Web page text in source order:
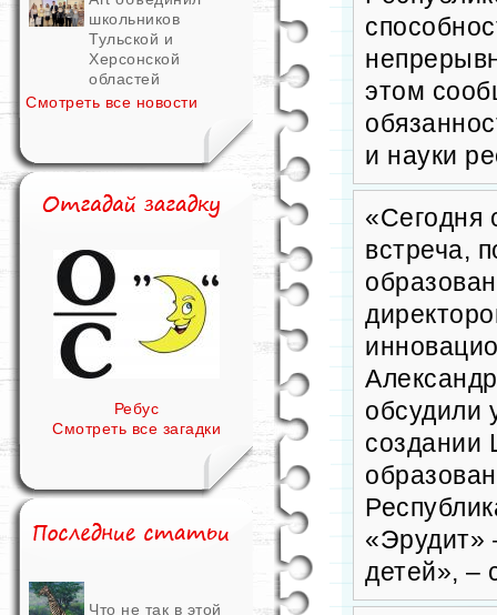
школьников
Тульской и
Херсонской
областей
Смотреть все новости
Ребус
Смотреть все загадки
Что не так в этой
этом
и науки
«Сегодня
встреча,
обсудили
создании
«Эрудит»
детей», –